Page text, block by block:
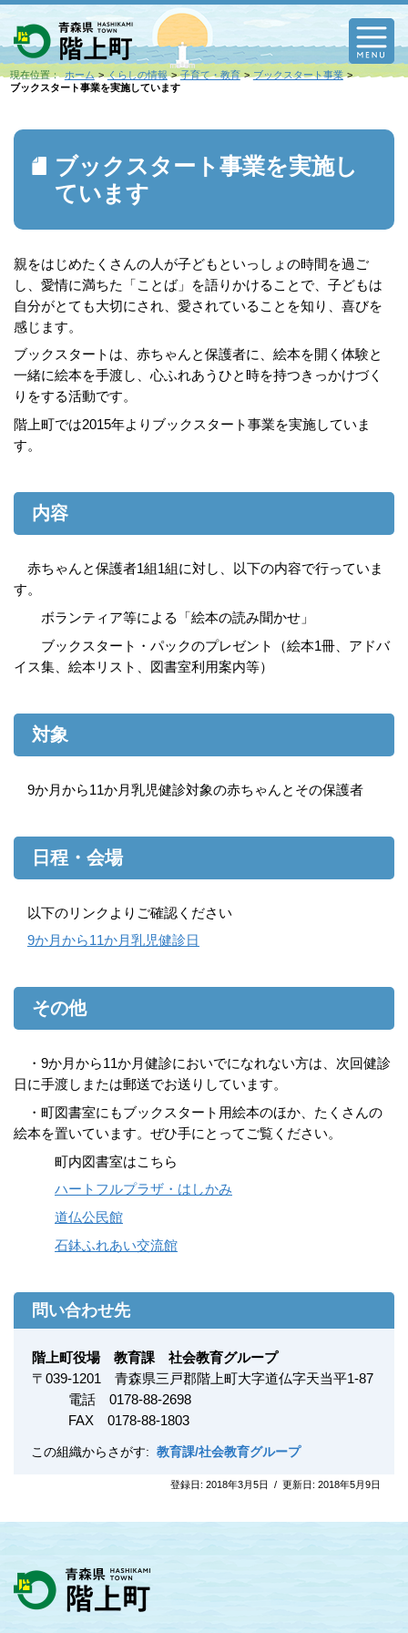
現在位置： ホーム くらしの情報 子育て・教育
ブックスタート事業
ブックスタート事業を実施しています
ブックスタート事業を実施し
ています
親をはじめたくさんの人が子どもといっしょの時間を過ご
し、愛情に満ちた「ことば」を語りかけることで、子どもは
自分がとても大切にされ、愛されていることを知り、喜びを
感じます。
ブックスタートは、赤ちゃんと保護者に、絵本を開く体験と
一緒に絵本を手渡し、心ふれあうひと時を持つきっかけづく
りをする活動です。
階上町では2015年よりブックスタート事業を実施していま
す。
内容
赤ちゃんと保護者1組1組に対し、以下の内容で行っていま
す。
ボランティア等による「絵本の読み聞かせ」
ブックスタート・パックのプレゼント（絵本1冊、アドバ
イス集、絵本リスト、図書室利用案内等）
対象
9か月から11か月乳児健診対象の赤ちゃんとその保護者
日程・会場
以下のリンクよりご確認ください
9か月から11か月乳児健診日
その他
・9か月から11か月健診においでになれない方は、次回健診
日に手渡しまたは郵送でお送りしています。
・町図書室にもブックスタート用絵本のほか、たくさんの
絵本を置いています。ぜひ手にとってご覧ください。
町内図書室はこちら
ハートフルプラザ・はしかみ
道仏公民館
石鉢ふれあい交流館
問い合わせ先
階上町役場 教育課 社会教育グループ
〒 039-1201
青森県三戸郡階上町大字道仏字天当平1-87
電話 0178-88-2698
FAX 0178-88-1803
この組織からさがす: 教育課/社会教育グループ
登録日: 2018年3月5日 / 更新日: 2018年5月9日